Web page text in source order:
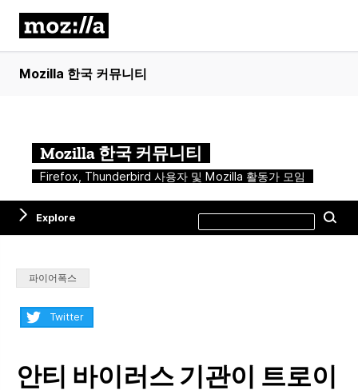
Mozilla 한국 커뮤니티
Mozilla 한국 커뮤니티
Firefox, Thunderbird 사용자 및 Mozilla 활동가 모임
Explore
this
site
Categories:
파이어폭스
Share:Twitter
안티 바이러스 기관이 트로이